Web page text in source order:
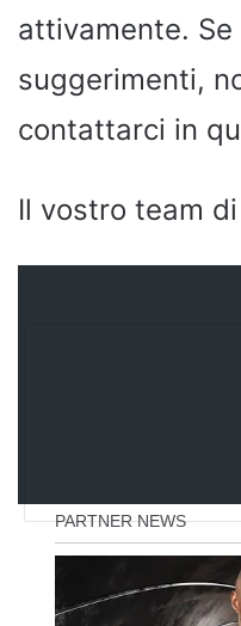
attivamente.
suggerimenti,
contattarci in
Il vostro team